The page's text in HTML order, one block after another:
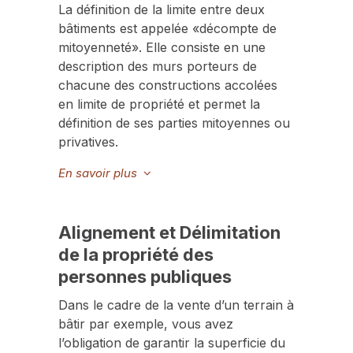
La définition de la limite entre deux
bâtiments est appelée «décompte de
mitoyenneté». Elle consiste en une
description des murs porteurs de
chacune des constructions accolées
en limite de propriété et permet la
définition de ses parties mitoyennes ou
privatives.
En savoir plus
Alignement et Délimitation
de la propriété des
personnes publiques
Dans le cadre de la vente d’un terrain à
bâtir par exemple, vous avez
l’obligation de garantir la superficie du